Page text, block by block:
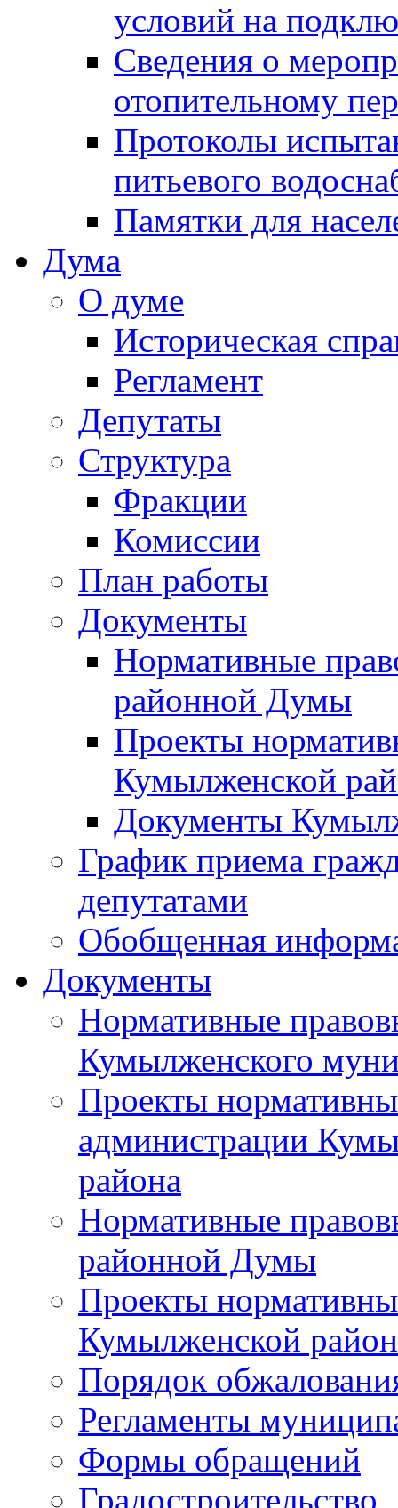
условий на
Сведения о
отопительному
Протоколы
питьевого
Памятки для
Дума
О думе
Историческая
Регламент
Депутаты
Структура
Фракции
Комиссии
План работы
Документы
Нормативные
районной Думы
Проекты
Кумылженской
Документы
График приема
депутатами
Обобщенная
Документы
Нормативные
Кумылженского
Проекты
администрации
района
Нормативные
районной Думы
Проекты
Кумылженской
Порядок
Регламенты
Формы обращений
Градостроительство